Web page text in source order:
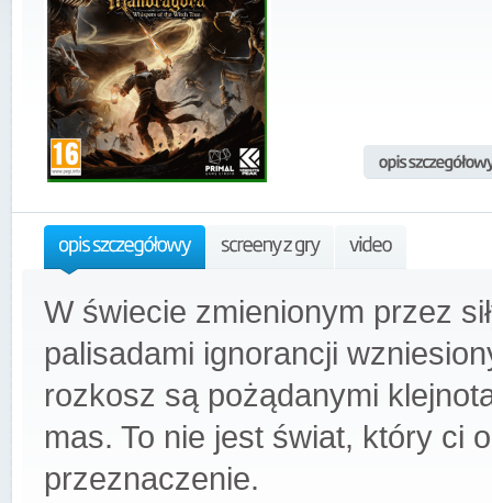
W świecie zmienionym przez
palisadami ignorancji
rozkosz są pożądanymi
mas. To nie jest świat, który ci
przeznaczenie.